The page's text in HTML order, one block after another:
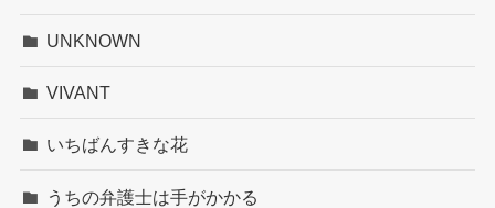
UNKNOWN
VIVANT
いちばんすきな花
うちの弁護士は手がかかる